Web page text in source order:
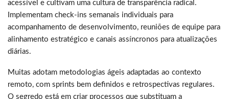
acessível e cultivam uma cultura de transparência radical.
Implementam check-ins semanais individuais para
acompanhamento de desenvolvimento, reuniões de equipe para
alinhamento estratégico e canais assíncronos para atualizações
diárias.
Muitas adotam metodologias ágeis adaptadas ao contexto
remoto, com sprints bem definidos e retrospectivas regulares.
O segredo está em criar processos que substituam a